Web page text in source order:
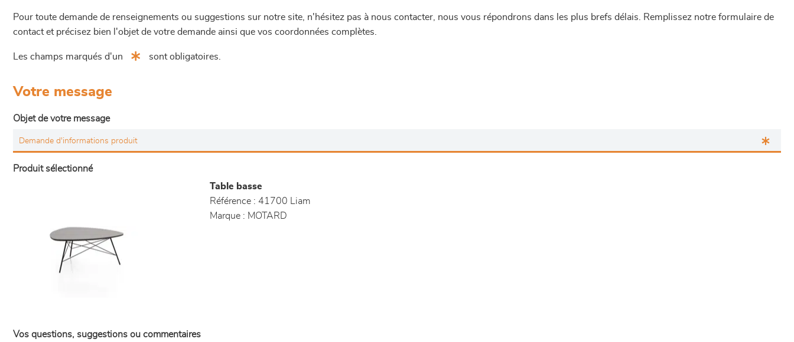
Pour toute demande de renseignements ou suggestions sur notre site, n'hésitez pas à nous contacter, nous vous répondrons dans les plus brefs délais. Remplissez notre formulaire de
contact et précisez bien l'objet de votre demande ainsi que vos coordonnées complètes.
Les champs marqués d'un sont obligatoires.
Votre message
Objet de votre message
Produit sélectionné
Table basse
Référence : 41700 Liam
Marque : MOTARD
Vos questions, suggestions ou commentaires